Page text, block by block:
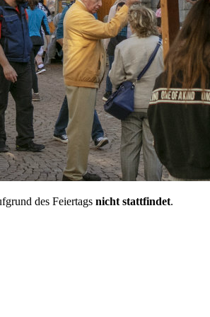
des Feiertags nicht stattfindet.